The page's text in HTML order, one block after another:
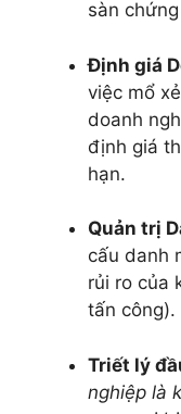
sàn
Định giá
việc mổ
doanh
định giá
hạn.
Quản trị
cấu danh
rủi ro của
tấn công).
Triết lý
nghiệp là